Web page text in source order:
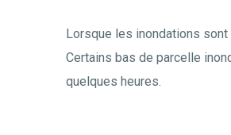
Lorsque les inondations
Certains bas de parcelle
quelques heures.